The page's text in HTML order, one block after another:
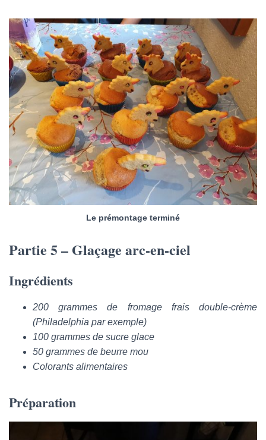
Le prémontage terminé
Partie 5 – Glaçage arc-en-ciel
Ingrédients
200 grammes de fromage frais double-crème
(Philadelphia par exemple)
100 grammes de sucre glace
50 grammes de beurre mou
Colorants alimentaires
Préparation